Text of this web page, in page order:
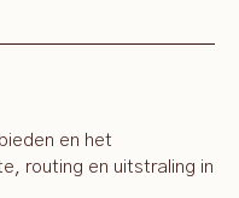
en het
routing en uitstraling in